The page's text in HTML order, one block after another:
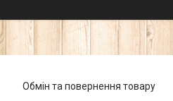
Обмін та повернення товару